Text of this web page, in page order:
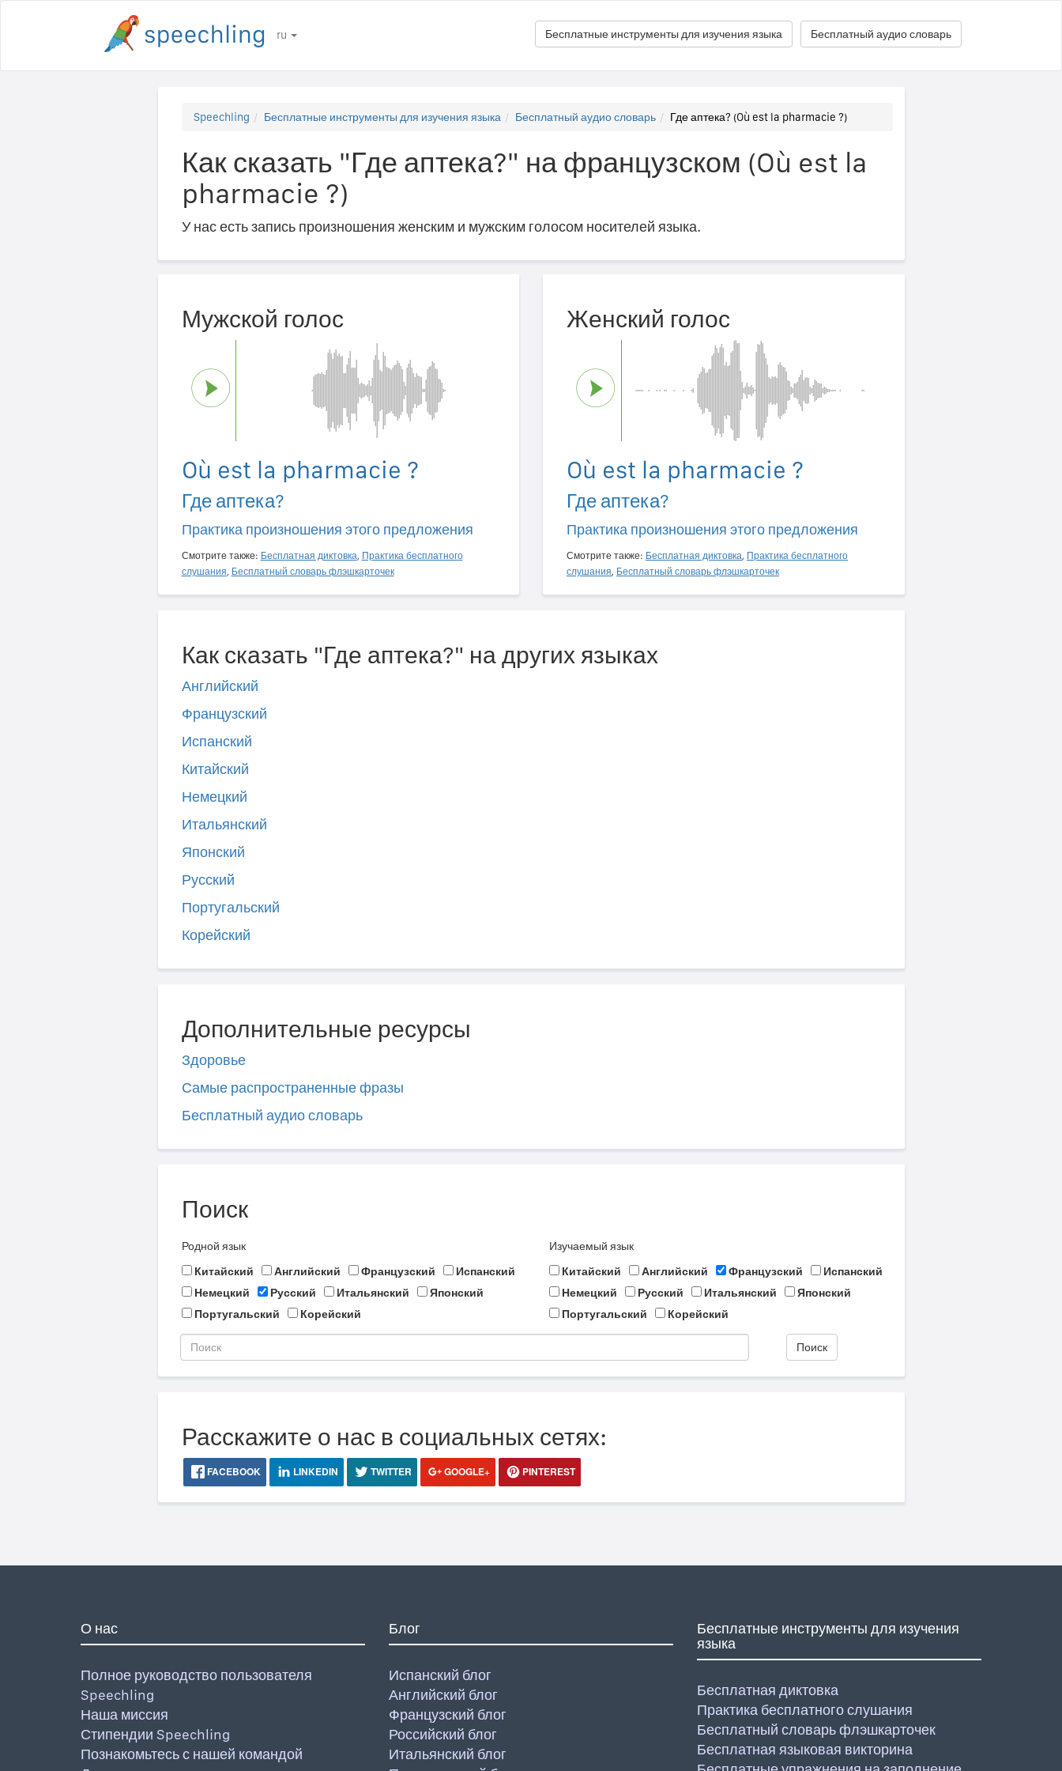
ru Бесплатный аудио словарь
Бесплатные инструменты для изучения языка
Speechling Бесплатные инструменты для изучения языка Бесплатный аудио словарь Где аптека? (Où est la pharmacie ?)
Как сказать "Где аптека?" на французском (Où est la
pharmacie ?)
У нас есть запись произношения женским и мужским голосом носителей языка.
Мужской голос
Où est la pharmacie ?
Где аптека?
Практика произношения этого предложения
Смотрите также: Бесплатная диктовка, Практика бесплатного
слушания, Бесплатный словарь флэшкарточек
Женский голос
Où est la pharmacie ?
Где аптека?
Практика произношения этого предложения
Смотрите также: Бесплатная диктовка, Практика бесплатного
слушания, Бесплатный словарь флэшкарточек
Как сказать "Где аптека?" на других языках
Английский
Французский
Испанский
Китайский
Немецкий
Итальянский
Японский
Русский
Португальский
Корейский
Дополнительные ресурсы
Здоровье
Самые распространенные фразы
Бесплатный аудио словарь
Поиск
Родной язык
Китайский
Английский Французский
Испанский
Немецкий
Русский Итальянский
Японский
Португальский
Корейский
Изучаемый язык
Китайский
Английский Французский
Испанский
Немецкий
Русский Итальянский
Японский
Португальский
Корейский
Поиск
Расскажите о нас в социальных сетях:
FACEBOOK LINKEDIN TWITTER GOOGLE+ PINTEREST
О нас
Полное руководство пользователя
Speechling
Наша миссия
Стипендии Speechling
Познакомьтесь с нашей командой
Блог
Испанский блог
Английский блог
Французский блог
Российский блог
Итальянский блог
Бесплатные инструменты для изучения
языка
Бесплатная диктовка
Практика бесплатного слушания
Бесплатный словарь флэшкарточек
Бесплатная языковая викторина